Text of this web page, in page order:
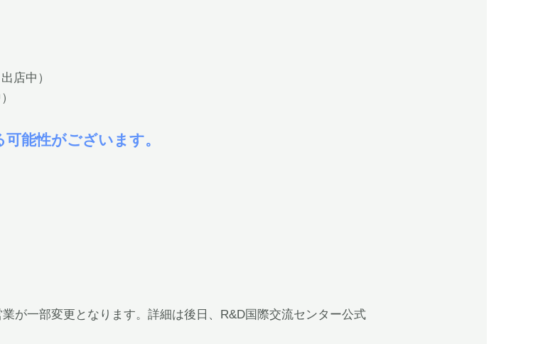
店中）
能性がございます。
が一部変更となります。詳細は後日、R&D国際交流センター公式